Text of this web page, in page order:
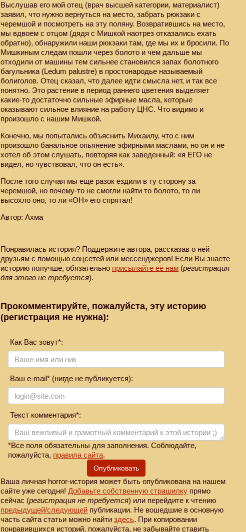
Выслушав его мой отец (врач высшей категории, материалист)
заявил, что нужно вернуться на место, забрать рюкзаки с
черемшой и посмотреть на эту поляну. Возвратившись на место,
мы вдвоем с отцом (дядя с Мишкой наотрез отказались ехать
обратно), обнаружили наши рюкзаки там, где мы их и бросили. По
Мишкиным следам пошли через болото и чем дальше мы
отходили от машины тем сильнее становился запах болотного
багульника (Ledum palustre) в простонародье называемый
болиголов. Отец сказал, что далее идти смысла нет, и так все
понятно. Это растение в период раннего цветения выделяет
какие-то достаточно сильные эфирные масла, которые
оказывают сильное влияние на работу ЦНС. Что видимо и
произошло с нашим Мишкой.
Конечно, мы попытались объяснить Михаилу, что с ним
произошло банальное опьянение эфирными маслами, но он и не
хотел об этом слушать, повторяя как заведенный: «я ЕГО не
видел, но чувствовал, что он есть».
После того случая мы еще разок ездили в ту сторону за
черемшой, но почему-то не смогли найти то болото, то ли
высохло оно, то ли «ОН» его спрятал!
Автор: Ахма
Понравилась история? Поддержите автора, рассказав о ней
друзьям с помощью соцсетей или мессенджеров! Если Вы знаете
историю получше, обязательно присылайте её нам (регистрация
для этого не требуется).
Прокомментируйте, пожалуйста, эту историю
(регистрация не нужна):
Как Вас зовут*:
Ваш e-mail* (нигде не публикуется):
Текст комментария*:
*Все поля обязательны для заполнения. Соблюдайте,
пожалуйста, правила сайта.
Опубликовать
Ваша личная horror-история может быть опубликована на нашем
сайте уже сегодня!Добавьте собственную страшилку прямо
сейчас (регистрация не требуется) или перейдите к чтению
предыдущей/следующей публикации. Не вошедшие в основную
часть сайта статьи можно найтиздесь. При копировании
понравившихся историй, пожалуйста, не забывайте ставить